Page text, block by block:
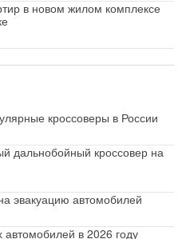
в новом жилом комплексе
кроссоверы в России
дальнобойный кроссовер на
эвакуацию автомобилей
в 2026 году